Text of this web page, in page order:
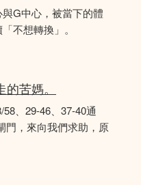
G中心，被當下的體
不想轉換」。
苦媽。
、29-46、37-40通
門，來向我們求助，原